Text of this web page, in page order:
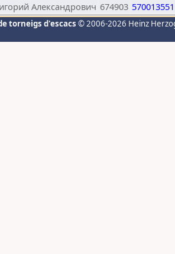
Александрович 674903 570013551
torneigs d'escacs © 2006-2026 Heinz